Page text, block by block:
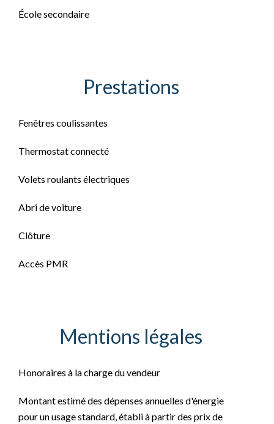
École secondaire
Prestations
Fenêtres coulissantes
Thermostat connecté
Volets roulants électriques
Abri de voiture
Clôture
Accès PMR
Mentions légales
Honoraires à la charge du vendeur
Montant estimé des dépenses annuelles d'énergie
pour un usage standard, établi à partir des prix de